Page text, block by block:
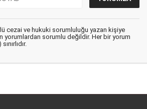
cezai ve hukuki sorumluluğu yazan kişiye
yorumlardan sorumlu değildir. Her bir yorum